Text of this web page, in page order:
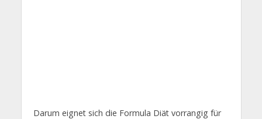
Darum eignet sich die Formula Diät vorrangig für